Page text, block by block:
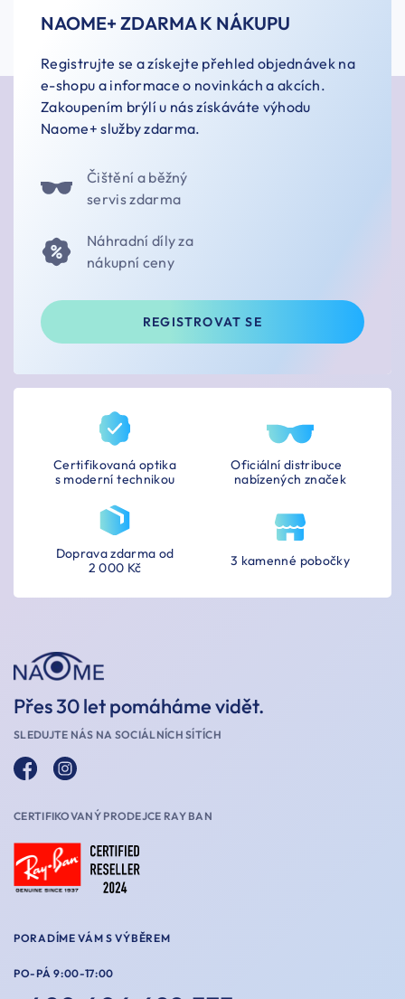
NAOME+ ZDARMA K NÁKUPU
Registrujte se a získejte přehled objednávek na
e-shopu a informace o novinkách a akcích.
Zakoupením brýlí u nás získáváte výhodu
Naome+ služby zdarma.
Čištění a běžný
servis zdarma
Náhradní díly za
nákupní ceny
REGISTROVAT SE
Certifikovaná optika
s moderní technikou
Oficiální distribuce
nabízených značek
3 kamenné pobočky
Doprava zdarma od
2 000 Kč
Přes 30 let pomáháme vidět.
SLEDUJTE NÁS NA SOCIÁLNÍCH SÍTÍCH
CERTIFIKOVANÝ PRODEJCE RAY BAN
PORADÍME VÁM S VÝBĚREM
PO-PÁ 9:00-17:00